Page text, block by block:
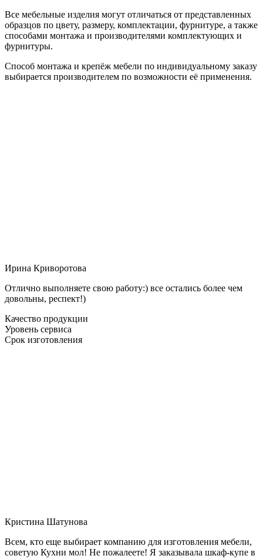
Все мебельные изделия могут отличаться от представленных
образцов по цвету, размеру, комплектации, фурнитуре, а также
способами монтажа и производителями комплектующих и
фурнитуры.
Способ монтажа и крепёж мебели по индивидуальному заказу
выбирается производителем по возможности её применения.
Ирина Криворотова
Отлично выполняете свою работу:) все остались более чем
довольны, респект!)
Качество продукции
Уровень сервиса
Срок изготовления
Кристина Шатунова
Всем, кто еще выбирает компанию для изготовления мебели,
советую Кухни мол! Не пожалеете! Я заказывала шкаф-купе в